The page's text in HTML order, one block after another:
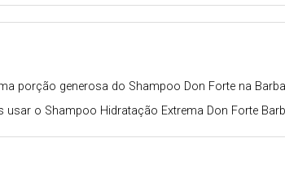
porção generosa do Shampoo Don Forte na
o Shampoo Hidratação Extrema Don Forte